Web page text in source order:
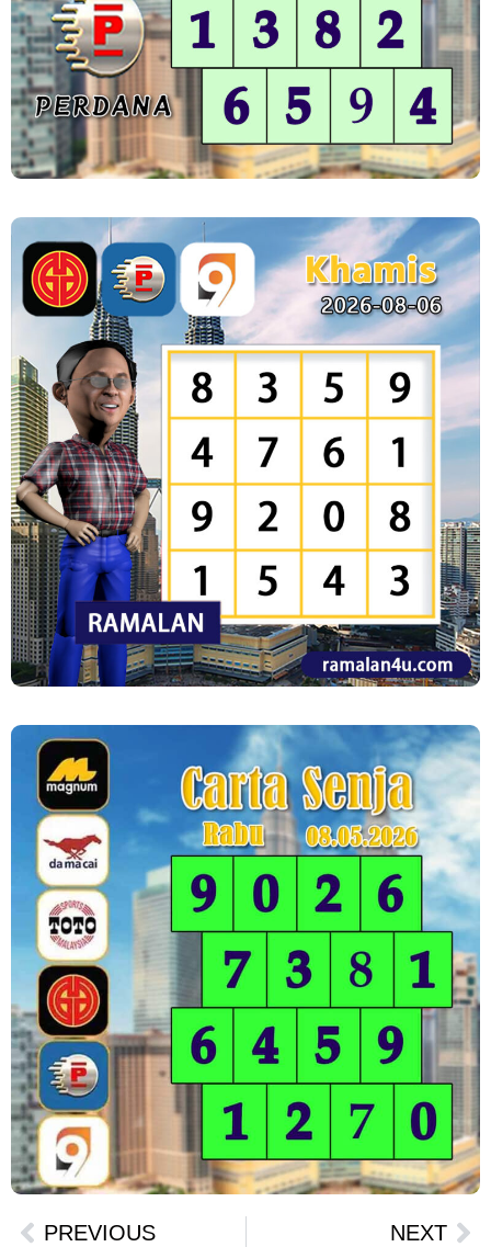
PREVIOUS NEXT